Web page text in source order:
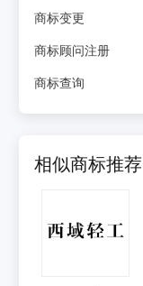
商标变更
商标顾问注册
商标查询
相似商标推荐